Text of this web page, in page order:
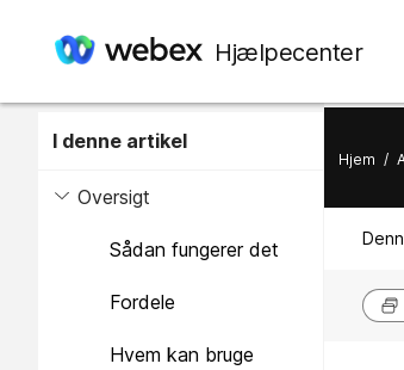
Hjælpecenter
I denne artikel
Oversigt
Sådan fungerer det
Fordele
Hvem kan bruge
Hjem /